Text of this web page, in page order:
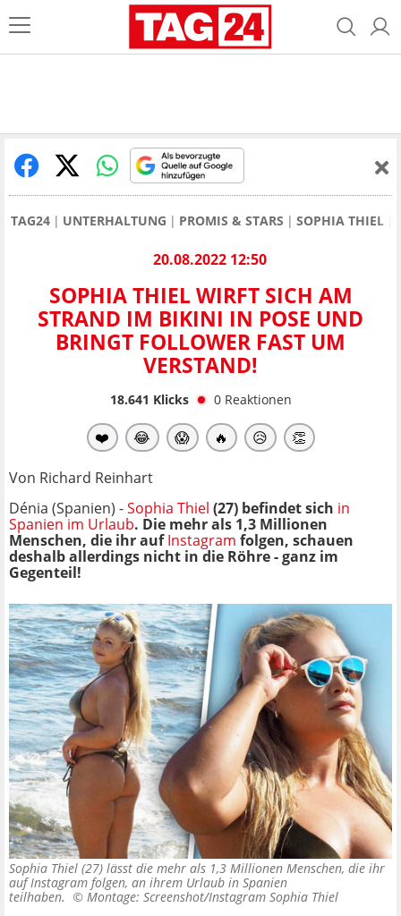
TAG24 UNTERHALTUNG PROMIS & STARS SOPHIA THIEL
20.08.2022 12:50
SOPHIA THIEL WIRFT SICH AM
STRAND IM BIKINI IN POSE UND
BRINGT FOLLOWER FAST UM
VERSTAND!
18.641 Klicks 0 Reaktionen
❤️ 😂 😱 🔥 😥 👏
Von Richard Reinhart
Dénia (Spanien) -Sophia Thiel (27) befindet sich in
Spanien im Urlaub. Die mehr als 1,3 Millionen
Menschen, die ihr aufInstagram folgen, schauen
deshalb allerdings nicht in die Röhre - ganz im
Gegenteil!
Sophia Thiel (27) lässt die mehr als 1,3 Millionen Menschen, die ihr
auf Instagram folgen, an ihrem Urlaub in Spanien
teilhaben. © Montage: Screenshot/Instagram Sophia Thiel